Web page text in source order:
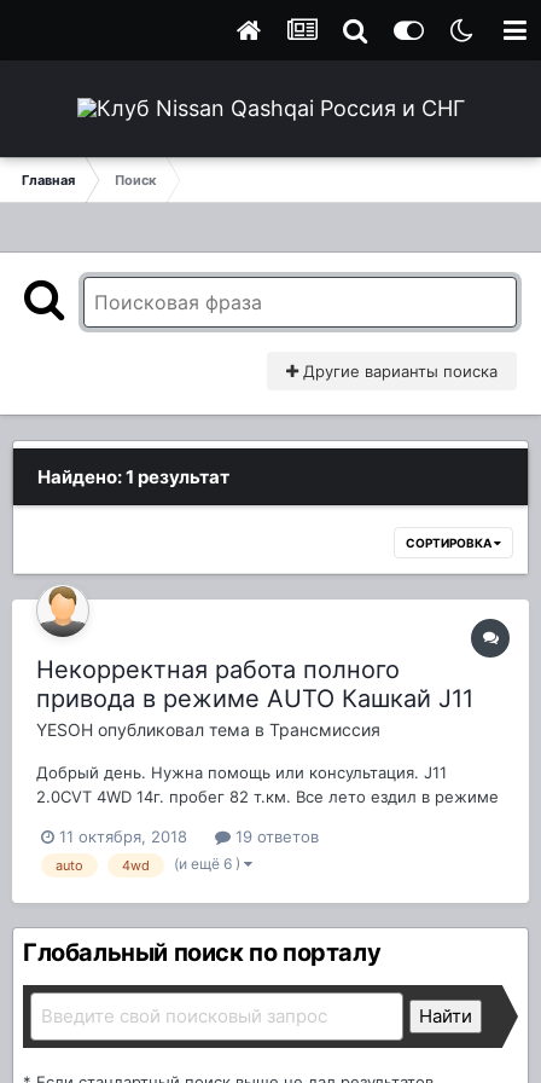
Главная Поиск
Другие варианты поиска
Найдено: 1 результат
СОРТИРОВКА
Некорректная работа полного
привода в режиме AUTO Кашкай J11
YESOH опубликовал тема в Трансмиссия
Добрый день. Нужна помощь или консультация. J11
2.0CVT 4WD 14г. пробег 82 т.км. Все лето ездил в режиме
режим AUTO. Включил, еду, вдруг появляется сообщение
"перегрев 4WD. Остановитесь". Неожиданно.
11 октября, 2018 19 ответов
auto 4wd (и ещё 6 )
Глобальный поиск по порталу